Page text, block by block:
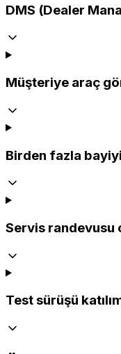
DMS (Dealer
Müşteriye araç
Birden fazla
Servis randevusu
Test sürüşü